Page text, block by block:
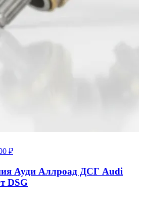
₽
Ауди Аллроад ДСГ Audi
DSG